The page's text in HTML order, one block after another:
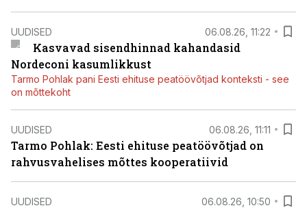
UUDISED 06.08.26, 11:22
Kasvavad sisendhinnad kahandasid
Nordeconi kasumlikkust
Tarmo Pohlak pani Eesti ehituse peatöövõtjad konteksti - see
on mõttekoht
UUDISED 06.08.26, 11:11
Tarmo Pohlak: Eesti ehituse peatöövõtjad on
rahvusvahelises mõttes kooperatiivid
UUDISED 06.08.26, 10:50